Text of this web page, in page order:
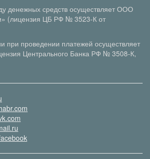
денежных средств осуществляет ООО
(лицензия ЦБ РФ № 3523-К от
при проведении платежей осуществляет
Центрального Банка РФ № 3508-К,